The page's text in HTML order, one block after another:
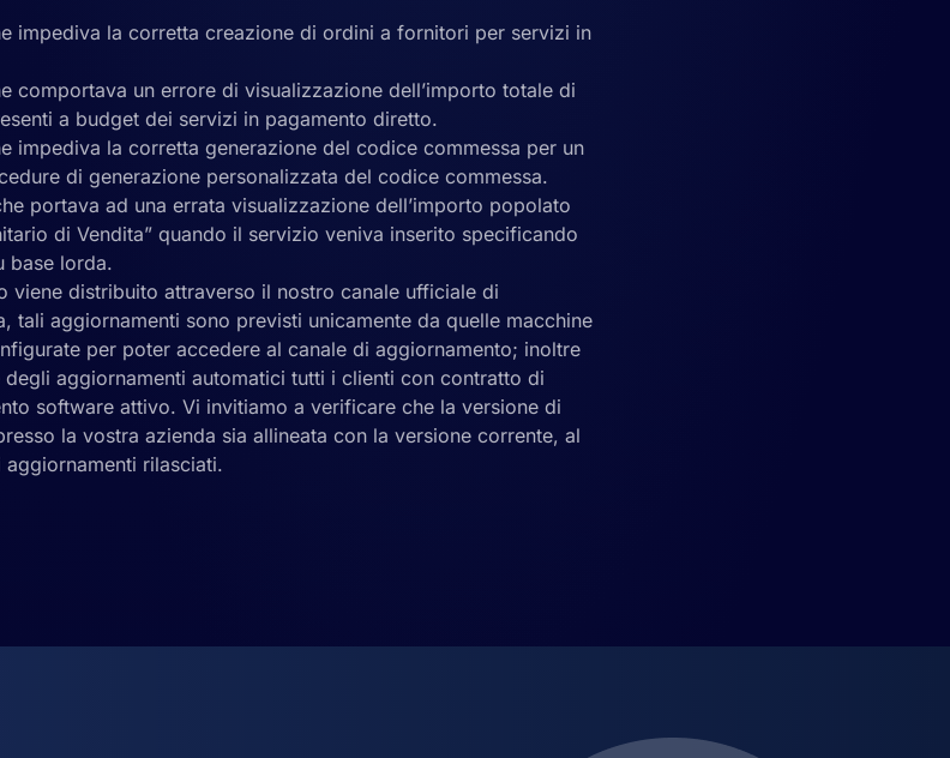
impediva la corretta creazione di ordini a fornitori per servizi in
comportava un errore di visualizzazione dell’importo totale di
a budget dei servizi in pagamento diretto.
impediva la corretta generazione del codice commessa per un
di generazione personalizzata del codice commessa.
portava ad una errata visualizzazione dell’importo popolato
di Vendita” quando il servizio veniva inserito specificando
base lorda.
viene distribuito attraverso il nostro canale ufficiale di
tali aggiornamenti sono previsti unicamente da quelle macchine
per poter accedere al canale di aggiornamento; inoltre
aggiornamenti automatici tutti i clienti con contratto di
software attivo. Vi invitiamo a verificare che la versione di
la vostra azienda sia allineata con la versione corrente, al
rilasciati.